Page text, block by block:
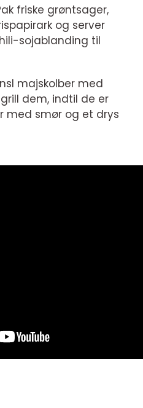
friske grøntsager,
og server
sojablanding til
majskolber med
dem, indtil de er
med smør og et drys